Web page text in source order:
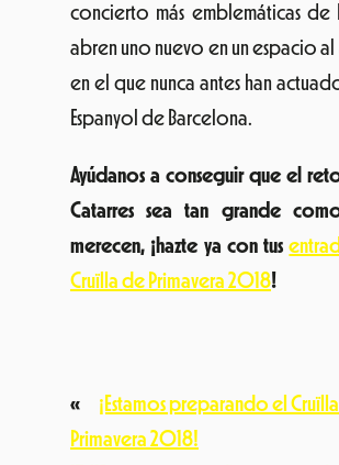
concierto más emblemáticas de
abren uno nuevo en un espacio
en el que nunca antes han
Espanyol de Barcelona.
Ayúdanos a conseguir que el
Catarres sea tan grande
merecen, ¡hazte ya con tus
Cruïlla de Primavera 2018!
«
¡Estamos preparando el
Primavera 2018!